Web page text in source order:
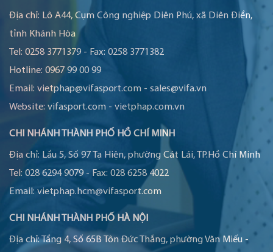
Địa chỉ: Lô A44, Cụm Công nghiệp Diên Phú, xã Diên Điền,
tỉnh Khánh Hòa
Tel: 0258 3771379 - Fax: 0258 3771382
Hotline: 0967 99 00 99
Email: vietphap@vifasport.com - sales@vifa.vn
Website: vifasport.com - vietphap.com.vn
CHI NHÁNH THÀNH PHỐ HỒ CHÍ MINH
Địa chỉ: Lầu 5, Số 97 Tạ Hiện, phường Cát Lái, TP.Hồ Chí Minh
Tel: 028 6294 9079- Fax: 028 6258 4022
Email: vietphap.hcm@vifasport.com
CHI NHÁNH THÀNH PHỐ HÀ NỘI
Địa chỉ:Tầng 4, Số 65B Tôn Đức Thắng, phường Văn Miếu -